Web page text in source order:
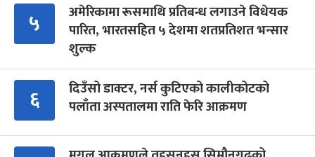
५
अमेरिकामा रूसमाथि प्रतिबन्ध लगाउने विधेयक
पारित, भारतसहित ५ देशमा शतप्रतिशत भन्सार
शुल्क
६
दिउँसो डाक्टर, नर्स कुटिएको कालीकोटको
पलाँता अस्पतालमा राति फेरि आक्रमण